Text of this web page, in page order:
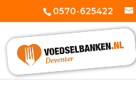
0570-625422